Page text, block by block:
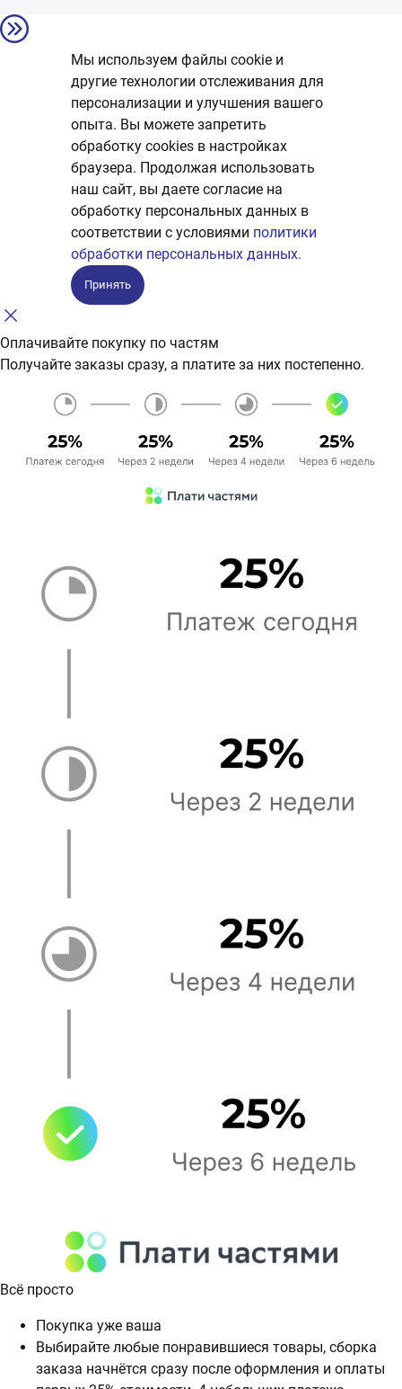
Мы используем файлы cookie и
другие технологии отслеживания для
персонализации и улучшения вашего
опыта. Вы можете запретить
обработку сookies в настройках
браузера. Продолжая использовать
наш сайт, вы даете согласие на
обработку персональных данных в
соответствии с условиями политики
обработки персональных данных.
Принять
Оплачивайте покупку по частям
Получайте заказы сразу, а платите за них постепенно.
Всё просто
Покупка уже ваша
Выбирайте любые понравившиеся товары, сборка
заказа начнётся сразу после оформления и оплаты